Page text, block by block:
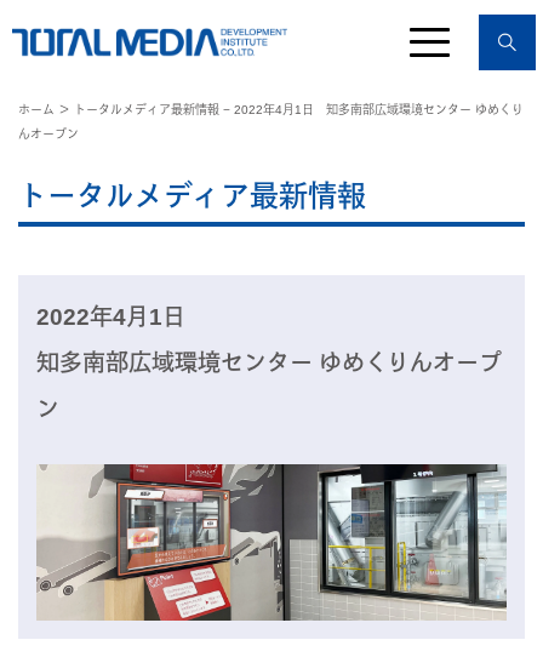
ホーム
＞ トータルメディア最新情報 − 2022年4月1日 知多南部広域環境センター ゆめくり
んオープン
トータルメディア最新情報
2022年4月1日
知多南部広域環境センター ゆめくりんオープ
ン